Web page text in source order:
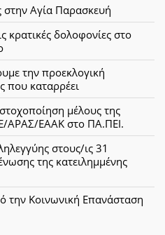
στην Αγία Παρασκευή
κρατικές δολοφονίες στο
την προεκλογική
που καταρρέει
μέλους της
ΑΡΑΣ/ΕΑΑΚ στο ΠΑ.ΠΕΙ.
στους/ις 31
της κατειλημμένης
την Κοινωνική Επανάσταση